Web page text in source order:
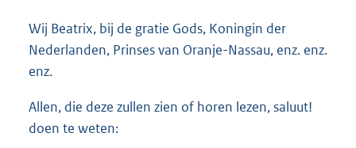
t
:
K
Wij Beatrix, bij de gratie Gods, Koningin der
Nederlanden, Prinses van Oranje-Nassau, enz. enz.
enz.
Allen, die deze zullen zien of horen lezen, saluut!
doen te weten: